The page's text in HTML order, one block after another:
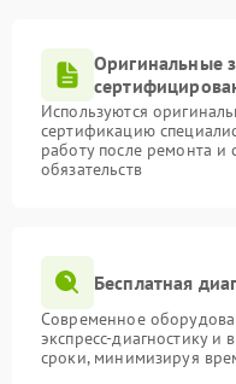
Оригинальные
Используются
сертификацию
работу после ремонта и
обязательств
Бесплатная
Современное
экспресс-диагностику и
сроки, минимизируя